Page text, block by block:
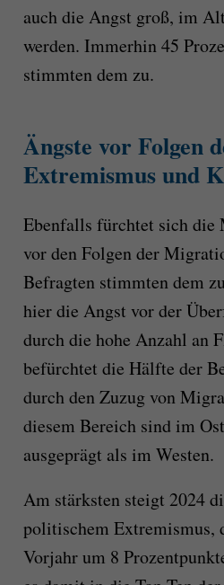
auch die Angst groß, im
werden. Immerhin 45
stimmten dem zu.
Ängste vor Folgen
Extremismus und
Ebenfalls fürchtet sich die
vor den Folgen der
Befragten stimmten dem
hier die Angst vor der
durch die hohe Anzahl an
befürchtet die Hälfte der
durch den Zuzug von
diesem Bereich sind im
ausgeprägt als im Westen.
Am stärksten steigt 2024
politischem Extremismus,
Vorjahr um 8